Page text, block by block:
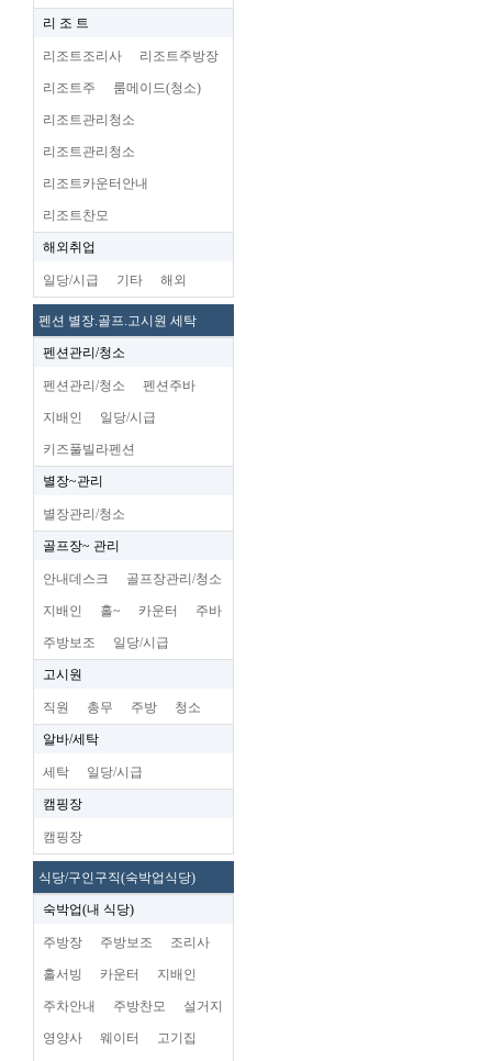
리 조 트
리조트조리사 리조트주방장
리조트주 룸메이드(청소)
리조트관리청소
리조트관리청소
리조트카운터안내
리조트찬모
해외취업
일당/시급 기타 해외
펜션 별장.골프.고시원 세탁
펜션관리/청소
펜션관리/청소 펜션주바
지배인 일당/시급
키즈풀빌라펜션
별장~관리
별장관리/청소
골프장~ 관리
안내데스크 골프장관리/청소
지배인 홀~ 카운터 주바
주방보조 일당/시급
고시원
직원 총무 주방 청소
알바/세탁
세탁 일당/시급
캠핑장
캠핑장
식당/구인구직(숙박업식당)
숙박업(내 식당)
주방장 주방보조 조리사
홀서빙 카운터 지배인
주차안내 주방찬모 설거지
영양사 웨이터 고기집